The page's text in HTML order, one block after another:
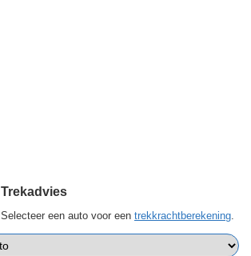
Trekadvies
Selecteer een auto voor een trekkrachtberekening.